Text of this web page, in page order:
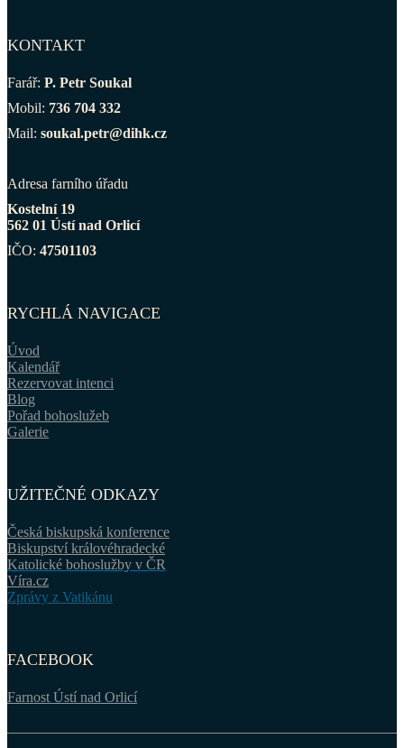
KONTAKT
Farář: P. Petr Soukal
Mobil: 736 704 332
Mail: soukal.petr@dihk.cz
Adresa farního úřadu
Kostelní 19
562 01 Ústí nad Orlicí
IČO: 47501103
RYCHLÁ NAVIGACE
Úvod
Kalendář
Rezervovat intenci
Blog
Pořad bohoslužeb
Galerie
UŽITEČNÉ ODKAZY
Česká biskupská konference
Biskupství královéhradecké
Katolické bohoslužby v ČR
Víra.cz
Zprávy z Vatikánu
FACEBOOK
Farnost Ústí nad Orlicí